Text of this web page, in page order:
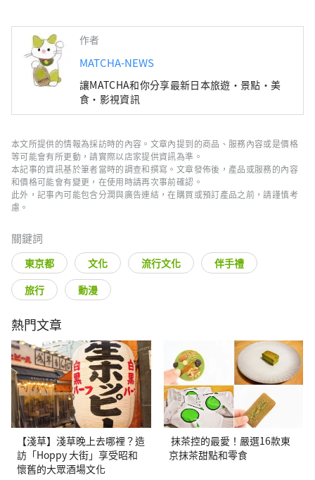
作者
MATCHA-NEWS
讓MATCHA和你分享最新日本旅遊・景點・美
食・影視資訊
本文所提供的情報為採訪時的內容。文章內提到的商品、服務內容或是價格
等可能會有所更動，請實際以店家提供資訊為準。
本記事的資訊基於筆者當時的調查和撰寫。文章發佈後，產品或服務的內容
和價格可能會有變更，在使用時請再次事前確認。
此外，記事內可能包含分潤與廣告連結，在購買或預訂產品之前，請謹慎考
慮。
關鍵詞
東京都 文化 流行文化
伴手禮
旅行
動漫
熱門文章
【淺草】淺草晚上去哪裡？造
訪「Hoppy 大街」享受昭和
懷舊的大眾酒場文化
抹茶控的最愛！嚴選16款東
京抹茶甜點和零食